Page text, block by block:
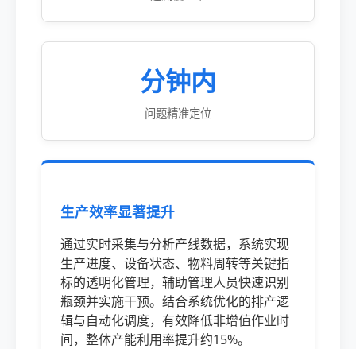
分钟内
问题精准定位
生产效率显著提升
通过实时采集与分析产线数据，系统实现
生产进度、设备状态、物料周转等关键指
标的透明化管理，辅助管理人员快速识别
瓶颈并实施干预。结合系统优化的排产逻
辑与自动化调度，有效降低非增值作业时
间，整体产能利用率提升约15%。